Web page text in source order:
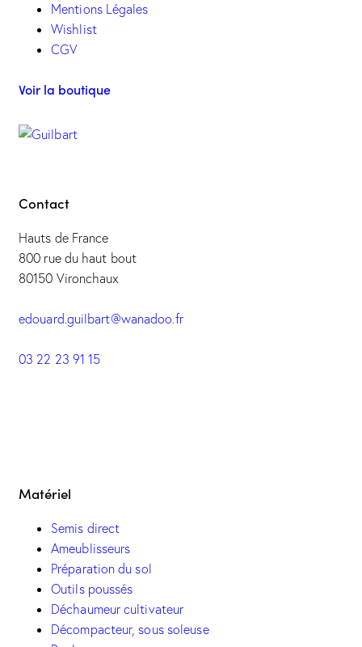
Mentions Légales
Wishlist
CGV
Voir la boutique
Contact
Hauts de France
800 rue du haut bout
80150 Vironchaux
edouard.guilbart@wanadoo.fr
03 22 23 91 15
Matériel
Semis direct
Ameublisseurs
Préparation du sol
Outils poussés
Déchaumeur cultivateur
Décompacteur, sous soleuse